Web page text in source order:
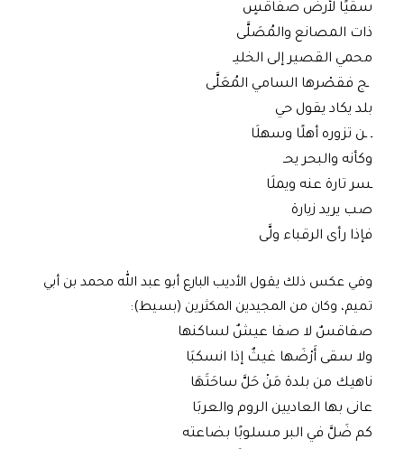
سقيًا لأرض صفاقسٍ
ذات المصانع والمُصَلَّى
محمي القصير إلى الخليـ
ـج فقصْرها السامي المُعَلَّى
بلد يكاد يقول حي
ـ ـن تزوره أهلًا وسهلَا
وكأنه والبحر يحـ
ـسر تارة عنه ويملَا
صب يريد زيارة
فإذا رأى الرقباء ولَّى
وفي عكس ذلك يقول الأديب البارع أبو عبد الله محمد بن أبي
تميم، وكان من المجيدين المكثرين (بسيط):
صفاقسٌ لا صفا عيشٌ لساكنها
ولا سقى أَرْضَها غيثٌ إذا انسكبَا
ناهيك من بلدة مَنْ حَلَّ ساحَتَهَا
عانى بها العاديين الروم والعربَا
كم ضَلَّ في البر مسلوبًا بضاعته